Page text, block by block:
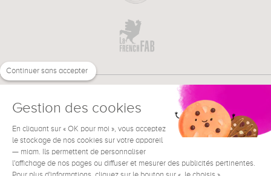
BESOIN D'AIDE ? FR
Continuer sans accepter
Gestion des cookies
En cliquant sur « OK pour moi », vous acceptez
le stockage de nos cookies sur votre appareil
— miam. Ils permettent de personnaliser
l'affichage de nos pages ou diffuser et mesurer des publicités pertinentes.